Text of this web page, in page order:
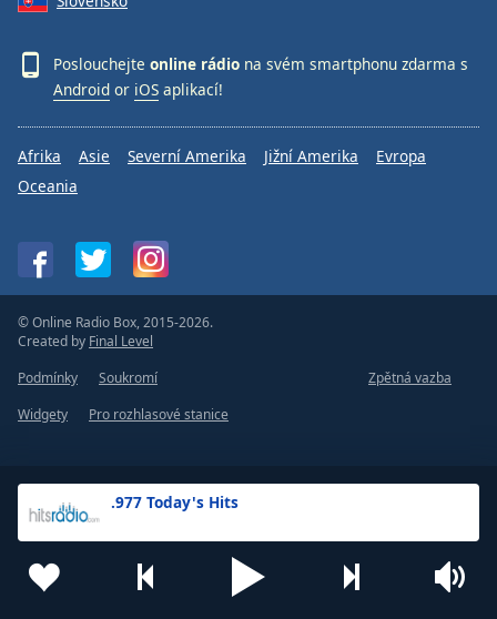
.977 Today's Hits
Poslouchejte online rádio na svém smartphonu zdarma s
Android or iOS aplikací!
Afrika Asie Severní Amerika Jižní Amerika
Evropa
Oceania
© Online Radio Box, 2015-2026.
Created by Final Level
Podmínky
Soukromí
Zpětná vazba
Widgety
Pro rozhlasové stanice